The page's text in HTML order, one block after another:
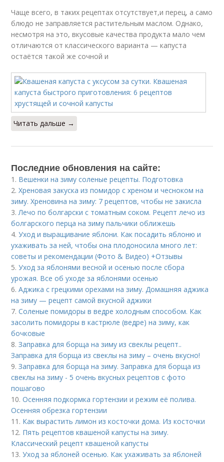
Чаще всего, в таких рецептах отсутствует,и перец, а само
блюдо не заправляется растительным маслом. Однако,
несмотря на это, вкусовые качества продукта мало чем
отличаются от классического варианта — капуста
остаётся такой же сочной и
Читать дальше →
Последние обновления на сайте:
1. Вешенки на зиму соленые рецепты. Подготовка
2.Хреновая закуска из помидор с хреном и чесноком на
зиму. Хреновина на зиму: 7 рецептов, чтобы не закисла
3. Лечо по болгарски с томатным соком. Рецепт лечо из
болгарского перца на зиму пальчики оближешь
4.Уход и выращивание яблони. Как посадить яблоню и
ухаживать за ней, чтобы она плодоносила много лет:
советы и рекомендации (Фото & Видео) +Отзывы
5.Уход за яблонями весной и осенью после сбора
урожая. Все об уходе за яблонями осенью
6.Аджика с грецкими орехами на зиму. Домашняя аджика
на зиму — рецепт самой вкусной аджики
7.Соленые помидоры в ведре холодным способом. Как
засолить помидоры в кастрюле (ведре) на зиму, как
бочковые
8.Заправка для борща на зиму из свеклы рецепт..
Заправка для борща из свеклы на зиму – очень вкусно!
9.Заправка для борща на зиму. Заправка для борща из
свеклы на зиму - 5 очень вкусных рецептов с фото
пошагово
10.Осенняя подкормка гортензии и режим её полива.
Осенняя обрезка гортензии
11. Как вырастить лимон из косточки дома. Из косточки
12. Пять рецептов квашеной капусты на зиму.
Классический рецепт квашеной капусты
13.Уход за яблоней осенью. Как ухаживать за яблоней